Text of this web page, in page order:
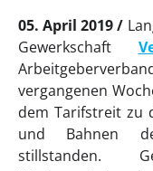
05. April 2019
Gewerkschaft
vergangenen
dem Tarifstreit zu
und Bahnen
stillstanden.